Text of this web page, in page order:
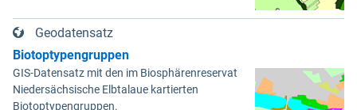
(Anlage 4); Gleiches gilt für die geografischen
Koordinaten in den Anlagen 1 und 6. 3Die vom
Nationalparkgebiet umschlossenen Flächen,
die keiner der in § 5 Abs. 1 genannten Zonen
zugeordnet sind, sind nicht Bestandteil des
Nationalparks. (2) Für die Abgrenzung des
Geodatensatz
Biotoptypengruppen
GIS-Datensatz mit den im Biosphärenreservat
Niedersächsische Elbtalaue kartierten
Biotoptypengruppen.